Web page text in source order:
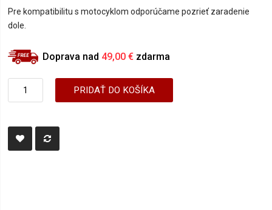
Pre kompatibilitu s motocyklom odporúčame pozrieť zaradenie
dole.
Doprava nad 49,00 € zdarma
PRIDAŤ DO KOŠÍKA